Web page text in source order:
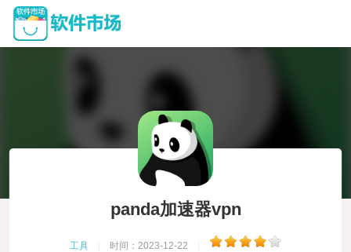
panda加速器vpn
工具 时间：2023-12-22